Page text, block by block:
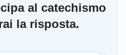
al catechismo
la risposta.